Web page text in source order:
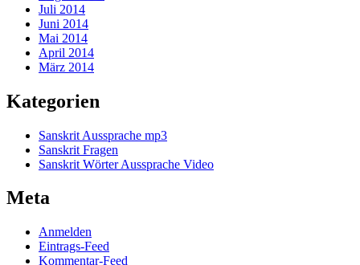
Juli 2014
Juni 2014
Mai 2014
April 2014
März 2014
Kategorien
Sanskrit Aussprache mp3
Sanskrit Fragen
Sanskrit Wörter Aussprache Video
Meta
Anmelden
Eintrags-Feed
Kommentar-Feed